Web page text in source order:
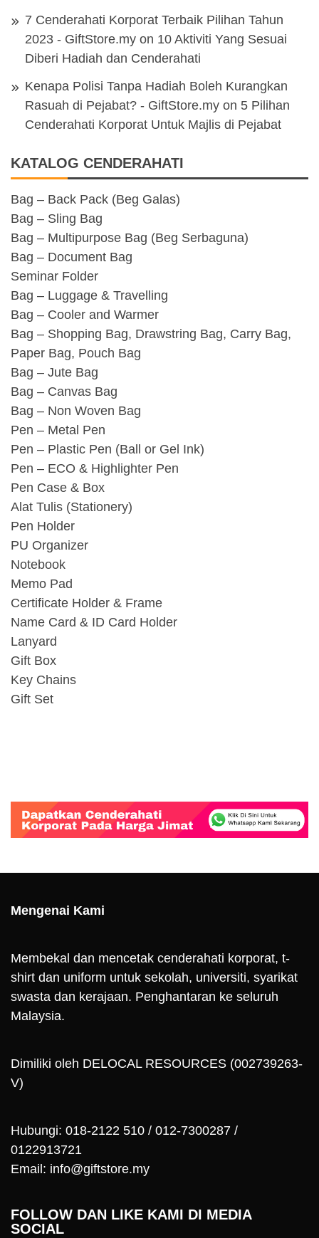
7 Cenderahati Korporat Terbaik Pilihan Tahun
2023 - GiftStore.my on 10 Aktiviti Yang Sesuai
Diberi Hadiah dan Cenderahati
Kenapa Polisi Tanpa Hadiah Boleh Kurangkan
Rasuah di Pejabat? - GiftStore.my on 5 Pilihan
Cenderahati Korporat Untuk Majlis di Pejabat
KATALOG CENDERAHATI
Bag – Back Pack (Beg Galas)
Bag – Sling Bag
Bag – Multipurpose Bag (Beg Serbaguna)
Bag – Document Bag
Seminar Folder
Bag – Luggage & Travelling
Bag – Cooler and Warmer
Bag – Shopping Bag, Drawstring Bag, Carry Bag,
Paper Bag, Pouch Bag
Bag – Jute Bag
Bag – Canvas Bag
Bag – Non Woven Bag
Pen – Metal Pen
Pen – Plastic Pen (Ball or Gel Ink)
Pen – ECO & Highlighter Pen
Pen Case & Box
Alat Tulis (Stationery)
Pen Holder
PU Organizer
Notebook
Memo Pad
Certificate Holder & Frame
Name Card & ID Card Holder
Lanyard
Gift Box
Key Chains
Gift Set
Mengenai Kami
Membekal dan mencetak cenderahati korporat, t-
shirt dan uniform untuk sekolah, universiti, syarikat
swasta dan kerajaan. Penghantaran ke seluruh
Malaysia.
Dimiliki oleh DELOCAL RESOURCES (002739263-
V)
Hubungi: 018-2122 510 / 012-7300287 /
0122913721
Email: info@giftstore.my
FOLLOW DAN LIKE KAMI DI MEDIA
SOCIAL